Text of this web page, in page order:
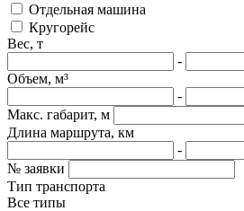
Отдельная машина
Кругорейс
Вес, т
-
Объем, м³
-
Макс. габарит, м
Длина маршрута, км
-
№ заявки
Тип транспорта
Все типы